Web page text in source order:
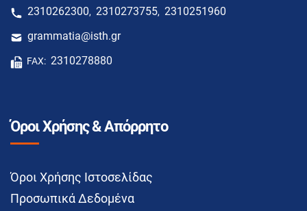
2310262300, 2310273755, 2310251960
grammatia@isth.gr
FAX: 2310278880
Όροι Χρήσης & Απόρρητο
Όροι Χρήσης Ιστοσελίδας
Προσωπικά Δεδομένα